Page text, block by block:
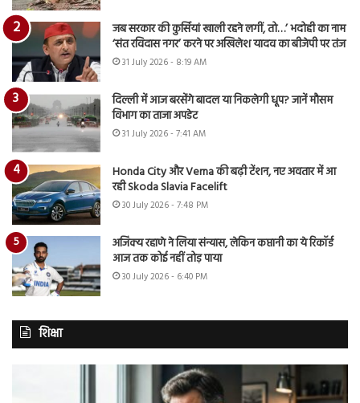
जब सरकार की कुर्सियां खाली रहने लगीं, तो…’ भदोही का नाम
‘संत रविदास नगर’ करने पर अखिलेश यादव का बीजेपी पर तंज
31 July 2026 - 8:19 AM
दिल्ली में आज बरसेंगे बादल या निकलेगी धूप? जानें मौसम
विभाग का ताजा अपडेट
31 July 2026 - 7:41 AM
Honda City और Verna की बढ़ी टेंशन, नए अवतार में आ
रही Skoda Slavia Facelift
30 July 2026 - 7:48 PM
अजिंक्य रहाणे ने लिया संन्यास, लेकिन कप्तानी का ये रिकॉर्ड
आज तक कोई नहीं तोड़ पाया
30 July 2026 - 6:40 PM
शिक्षा